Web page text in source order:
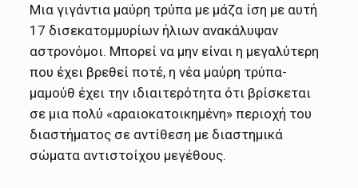
Μια γιγάντια μαύρη τρύπα με μάζα ίση με αυτή
17 δισεκατομμυρίων ήλιων ανακάλυψαν
αστρονόμοι. Μπορεί να μην είναι η μεγαλύτερη
που έχει βρεθεί ποτέ, η νέα μαύρη τρύπα-
μαμούθ έχει την ιδιαιτερότητα ότι βρίσκεται
σε μια πολύ «αραιοκατοικημένη» περιοχή του
διαστήματος σε αντίθεση με διαστημικά
σώματα αντιστοίχου μεγέθους.